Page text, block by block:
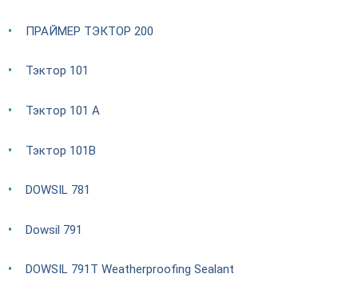
ПРАЙМЕР ТЭКТОР 200
Тэктор 101
Тэктор 101 А
Тэктор 101В
DOWSIL 781
Dowsil 791
DOWSIL 791T Weatherproofing Sealant